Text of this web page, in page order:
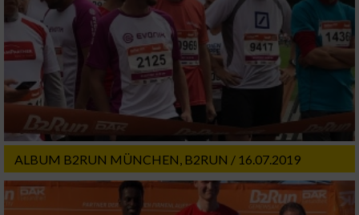
ALBUM B2RUN MÜNCHEN, B2RUN / 16.07.2019